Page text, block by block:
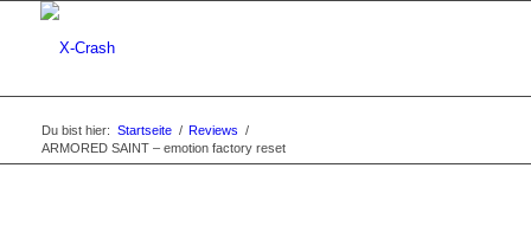
Du bist hier: Startseite / Reviews /
ARMORED SAINT – emotion factory reset